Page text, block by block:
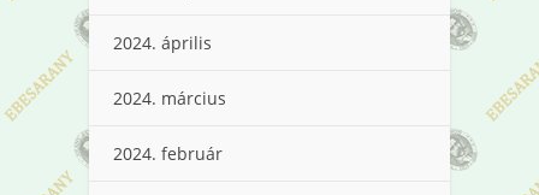
2024. április
2024. március
2024. február